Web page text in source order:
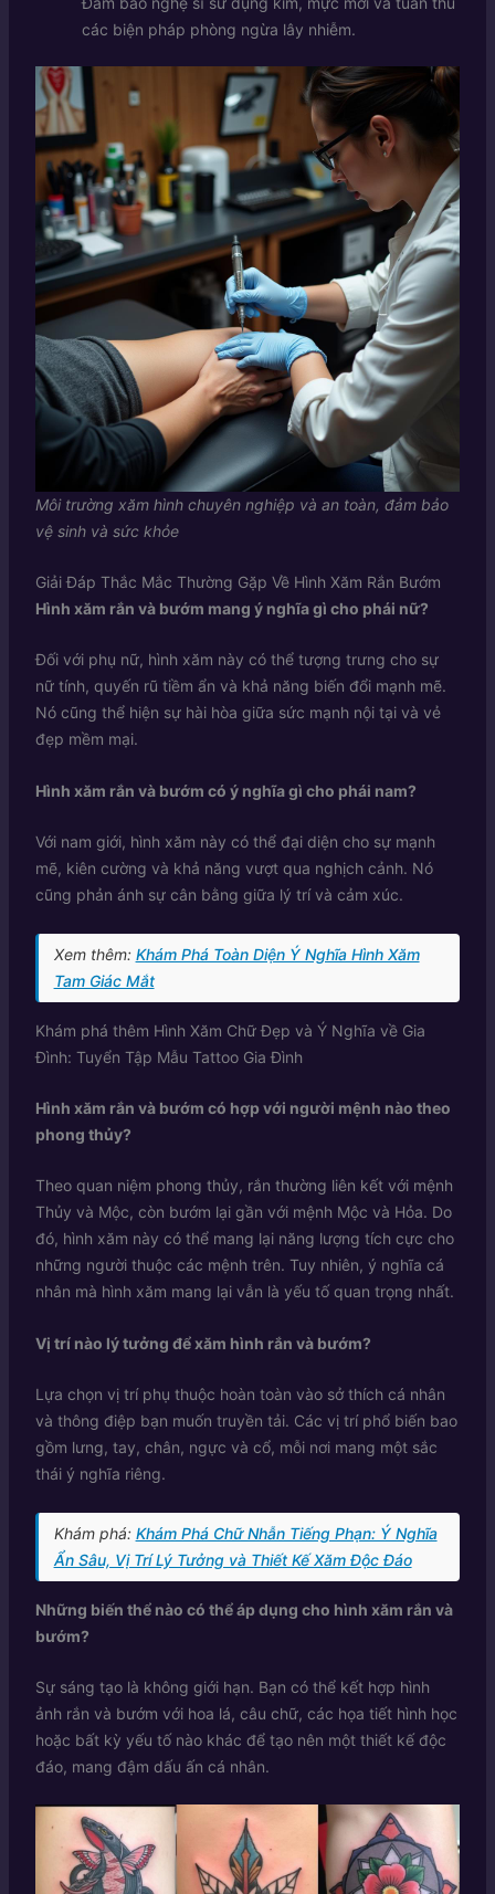
các biện pháp phòng ngừa lây nhiễm.
Môi trường xăm hình chuyên nghiệp và an toàn, đảm bảo
vệ sinh và sức khỏe
Giải Đáp Thắc Mắc Thường Gặp Về Hình Xăm Rắn Bướm
Hình xăm rắn và bướm mang ý nghĩa gì cho phái nữ?
Đối với phụ nữ, hình xăm này có thể tượng trưng cho sự
nữ tính, quyến rũ tiềm ẩn và khả năng biến đổi mạnh mẽ.
Nó cũng thể hiện sự hài hòa giữa sức mạnh nội tại và vẻ
đẹp mềm mại.
Hình xăm rắn và bướm có ý nghĩa gì cho phái nam?
Với nam giới, hình xăm này có thể đại diện cho sự mạnh
mẽ, kiên cường và khả năng vượt qua nghịch cảnh. Nó
cũng phản ánh sự cân bằng giữa lý trí và cảm xúc.
Xem thêm: Khám Phá Toàn Diện Ý Nghĩa Hình Xăm
Tam Giác Mắt
Khám phá thêm Hình Xăm Chữ Đẹp và Ý Nghĩa về Gia
Đình: Tuyển Tập Mẫu Tattoo Gia Đình
Hình xăm rắn và bướm có hợp với người mệnh nào theo
phong thủy?
Theo quan niệm phong thủy, rắn thường liên kết với mệnh
Thủy và Mộc, còn bướm lại gần với mệnh Mộc và Hỏa. Do
đó, hình xăm này có thể mang lại năng lượng tích cực cho
những người thuộc các mệnh trên. Tuy nhiên, ý nghĩa cá
nhân mà hình xăm mang lại vẫn là yếu tố quan trọng nhất.
Vị trí nào lý tưởng để xăm hình rắn và bướm?
Lựa chọn vị trí phụ thuộc hoàn toàn vào sở thích cá nhân
và thông điệp bạn muốn truyền tải. Các vị trí phổ biến bao
gồm lưng, tay, chân, ngực và cổ, mỗi nơi mang một sắc
thái ý nghĩa riêng.
Khám phá: Khám Phá Chữ Nhẫn Tiếng Phạn: Ý Nghĩa
Ẩn Sâu, Vị Trí Lý Tưởng và Thiết Kế Xăm Độc Đáo
Những biến thể nào có thể áp dụng cho hình xăm rắn và
bướm?
Sự sáng tạo là không giới hạn. Bạn có thể kết hợp hình
ảnh rắn và bướm với hoa lá, câu chữ, các họa tiết hình học
hoặc bất kỳ yếu tố nào khác để tạo nên một thiết kế độc
đáo, mang đậm dấu ấn cá nhân.